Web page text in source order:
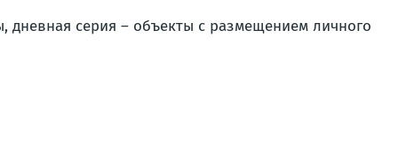
серия – объекты с размещением личного